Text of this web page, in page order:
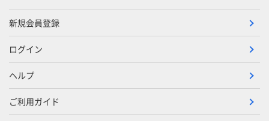
新規会員登録
ログイン
ヘルプ
ご利用ガイド